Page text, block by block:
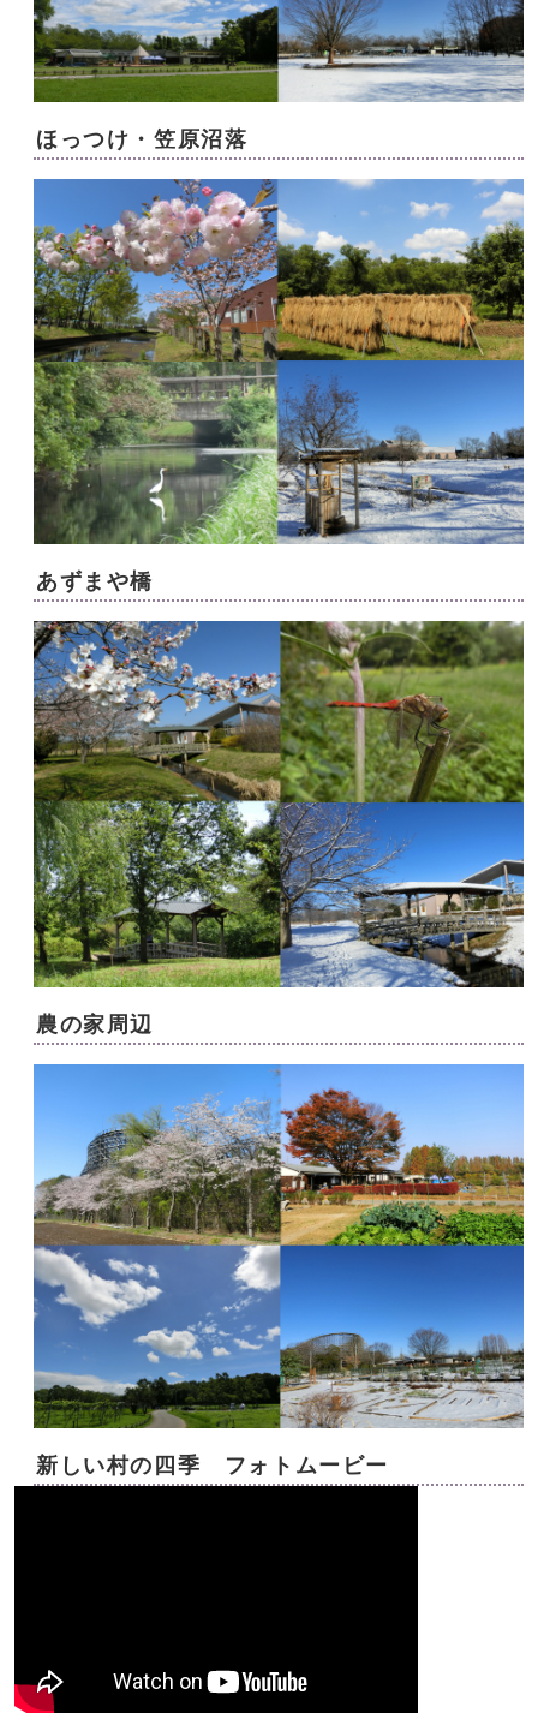
ほっつけ・笠原沼落
あずまや橋
農の家周辺
新しい村の四季 フォトムービー